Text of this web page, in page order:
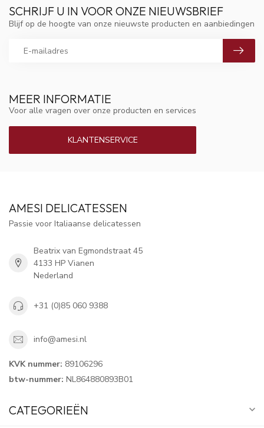
MEER INFORMATIE
Voor alle vragen over onze producten en services
KLANTENSERVICE
SCHRIJF U IN VOOR ONZE NIEUWSBRIEF
Blijf op de hoogte van onze nieuwste producten en aanbiedingen
AMESI DELICATESSEN
Passie voor Italiaanse delicatessen
Beatrix van Egmondstraat 45
4133 HP Vianen
Nederland
+31 (0)85 060 9388
info@amesi.nl
KVK nummer: 89106296
btw-nummer: NL864880893B01
CATEGORIEËN